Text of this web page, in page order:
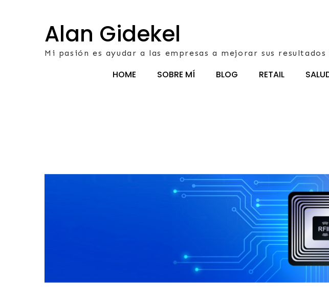
Alan Gidekel
Mi pasión es ayudar a las empresas a mejorar sus
HOME SOBRE MÍ BLOG RETAIL